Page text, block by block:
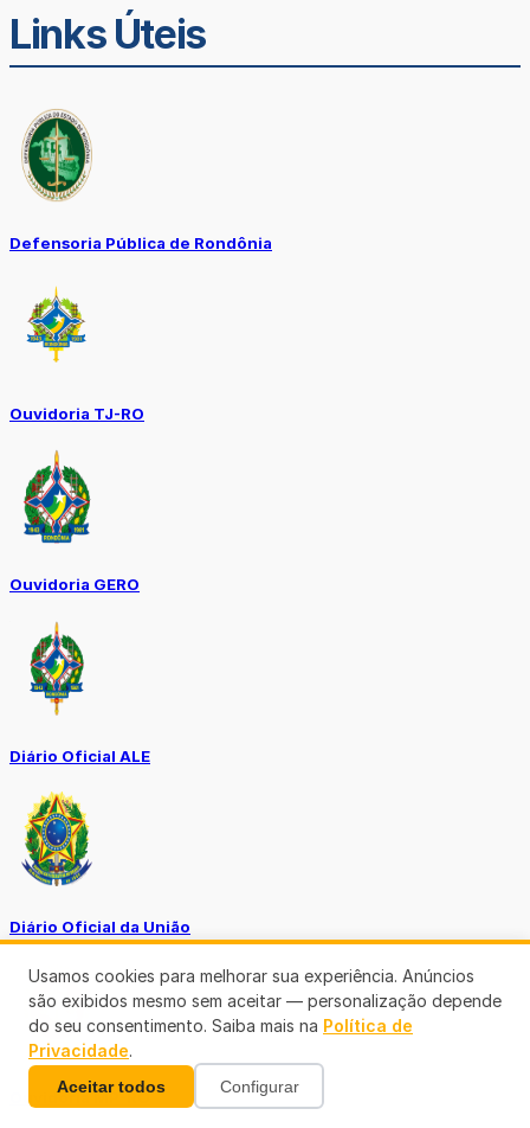
Links Úteis
Defensoria Pública de Rondônia
Ouvidoria TJ-RO
Ouvidoria GERO
Diário Oficial ALE
Diário Oficial da União
Ouvidoria MP-RO
Usamos cookies para melhorar sua experiência. Anúncios
são exibidos mesmo sem aceitar — personalização depende
do seu consentimento. Saiba mais na Política de
Privacidade.
Aceitar todos Configurar